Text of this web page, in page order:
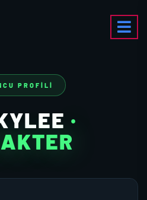
PROFILI
·